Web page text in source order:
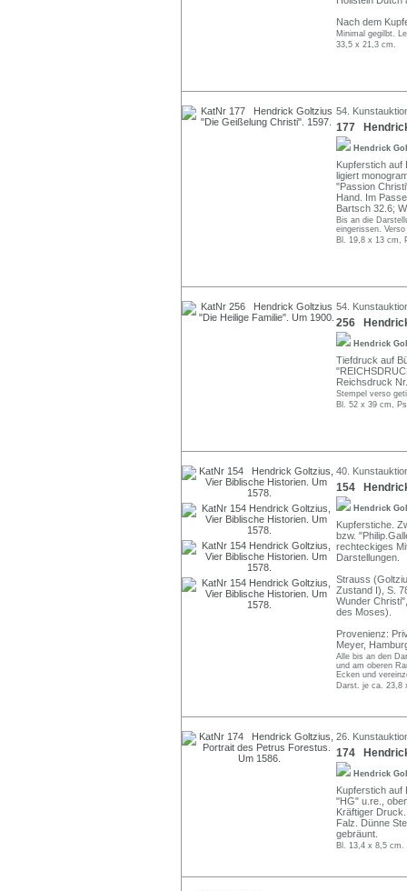
Nach dem
Minimal gegilbt.
33,5 x 21,3 cm.
54.
177
Hendrick
Kupferstich auf
ligiert
"Passion
Hand. Im
Bartsch 32.6;
Bis an die
eingerissen.
Bl. 19,8 x 13 cm,
54.
256
Hendrick
Tiefdruck auf
Reichsdruck
Stempel verso
Bl. 52 x 39 cm,
40.
154
Hendrick
Kupferstiche.
bzw.
rechteckiges
Darstellungen.
Strauss
Zustand I), S.
Wunder
des Moses).
Provenienz:
Meyer,
Alle bis an den
und am oberen
Ecken und
Darst. je ca. 23,8
26.
174
Hendrick
Kupferstich auf
"HG" u.re.,
Kräftiger
Falz. Dünne
gebräunt.
Bl. 13,4 x 8,5 cm.